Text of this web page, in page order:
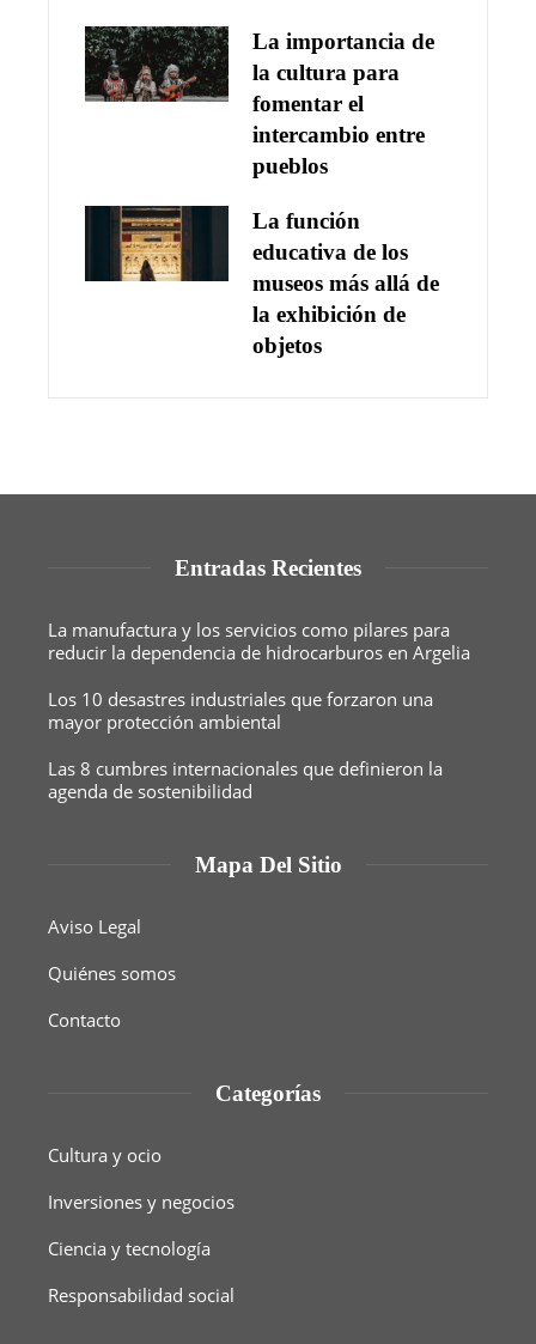
La importancia de
la cultura para
fomentar el
intercambio entre
pueblos
La función
educativa de los
museos más allá de
la exhibición de
objetos
Entradas Recientes
La manufactura y los servicios como pilares para
reducir la dependencia de hidrocarburos en Argelia
Los 10 desastres industriales que forzaron una
mayor protección ambiental
Las 8 cumbres internacionales que definieron la
agenda de sostenibilidad
Mapa Del Sitio
Aviso Legal
Quiénes somos
Contacto
Categorías
Cultura y ocio
Inversiones y negocios
Ciencia y tecnología
Responsabilidad social